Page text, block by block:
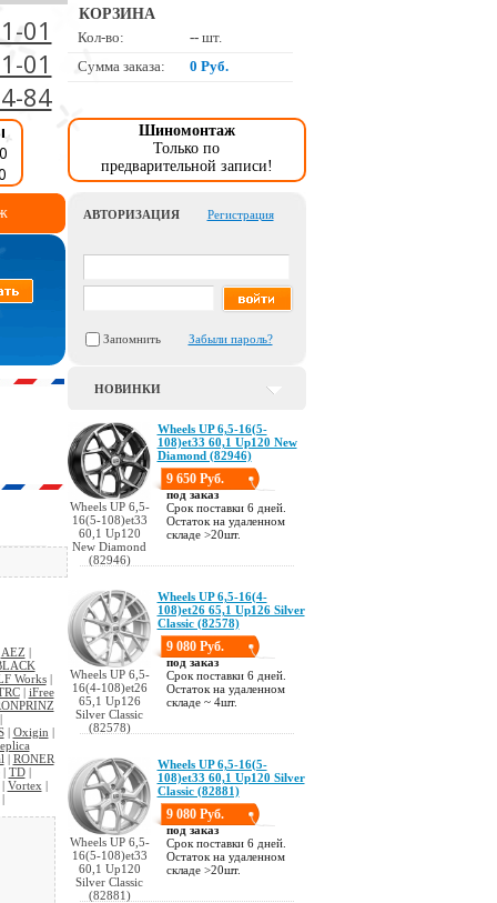
01
01
84
КОРЗИНА
Кол-во:
--шт.
Сумма заказа:
0 Руб.
Шиномонтаж
Только по
предварительной записи!
AEZ |
Works|
| iFree
| Oxigin |
| RONER
| TD|
| Vortex |
|
АВТОРИЗАЦИЯ Регистрация
Запомнить Забыли пароль?
НОВИНКИ
Wheels UP 6,5-
16(5-108)et33
60,1 Up120
New Diamond
(82946)
Wheels UP 6,5-16(5-
108)et33 60,1 Up120 New
Diamond (82946)
9 650 Руб.
под заказ
Срок поставки 6 дней.
Остаток на удаленном
складе >20шт.
Wheels UP 6,5-
16(4-108)et26
65,1 Up126
Silver Classic
(82578)
Wheels UP 6,5-16(4-
108)et26 65,1 Up126 Silver
Classic (82578)
9 080 Руб.
под заказ
Срок поставки 6 дней.
Остаток на удаленном
складе ~ 4шт.
Wheels UP 6,5-
16(5-108)et33
60,1 Up120
Silver Classic
(82881)
Wheels UP 6,5-16(5-
108)et33 60,1 Up120 Silver
Classic (82881)
9 080 Руб.
под заказ
Срок поставки 6 дней.
Остаток на удаленном
складе >20шт.